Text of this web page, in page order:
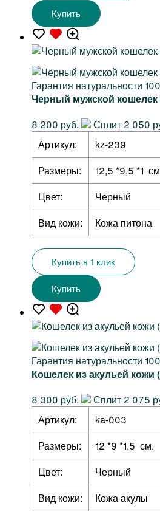
Купить
Гарантия натуральности
Черный мужской кошелек
8 200 руб.
Сплит 2 050
Артикул:
kz-239
Размеры:
12,5 *9,5 *1
Цвет:
Черный
Вид кожи:
Кожа питона
Купить в 1 клик
Купить
Гарантия натуральности
Кошелек из акульей кожи
8 300 руб.
Сплит 2 075
Артикул:
ka-003
Размеры:
12 *9 *1,5 см.
Цвет:
Черный
Вид кожи:
Кожа акулы